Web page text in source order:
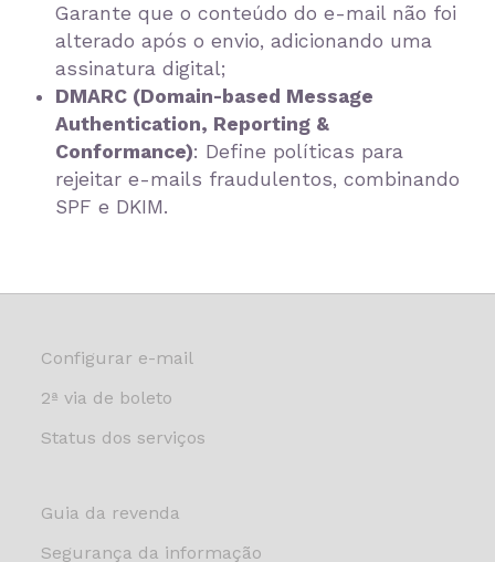
Garante que o conteúdo do e-mail não foi
alterado após o envio, adicionando uma
assinatura digital;
DMARC (Domain-based Message
Authentication, Reporting &
Conformance): Define políticas para
rejeitar e-mails fraudulentos, combinando
SPF e DKIM.
Configurar e-mail
2ª via de boleto
Status dos serviços
Guia da revenda
Segurança da informação